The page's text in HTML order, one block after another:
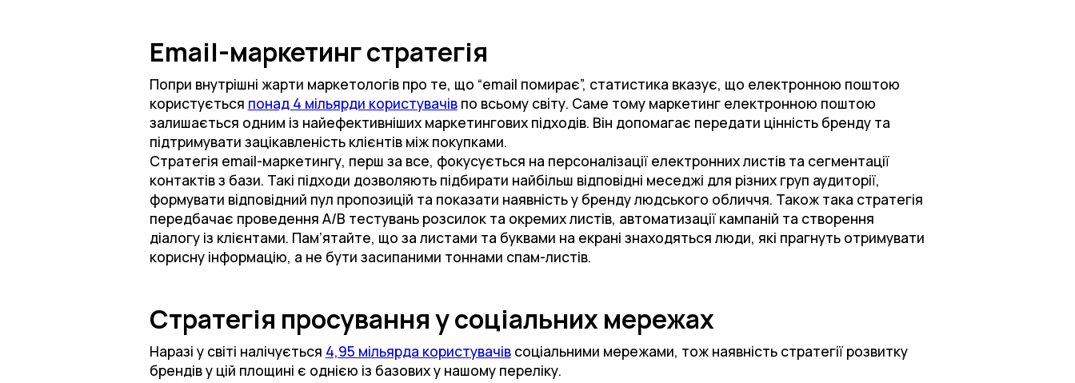
Email-маркетинг стратегія
Попри внутрішні жарти маркетологів про те, що “email помирає”, статистика вказує, що електронною поштою
користується понад 4 мільярди користувачівпо всьому світу. Саме тому маркетинг електронною поштою
залишається одним із найефективніших маркетингових підходів. Він допомагає передати цінність бренду та
підтримувати зацікавленість клієнтів між покупками.
Стратегія email-маркетингу, перш за все, фокусується на персоналізації електронних листів та сегментації
контактів з бази. Такі підходи дозволяють підбирати найбільш відповідні меседжі для різних груп аудиторії,
формувати відповідний пул пропозицій та показати наявність у бренду людського обличчя. Також така стратегія
передбачає проведення А/B тестувань розсилок та окремих листів, автоматизації кампаній та створення
діалогу із клієнтами. Пам’ятайте, що за листами та буквами на екрані знаходяться люди, які прагнуть отримувати
корисну інформацію, а не бути засипаними тоннами спам-листів.
Стратегія просування у соціальних мережах
Наразі у світі налічується 4,95 мільярда користувачівсоціальними мережами, тож наявність стратегії розвитку
брендів у цій площині є однією із базових у нашому переліку.